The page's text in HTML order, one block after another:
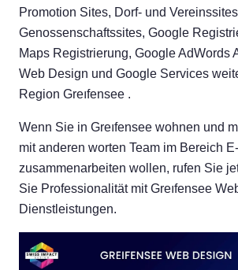
Promotion Sites, Dorf- und
Genossenschaftssites, Google
Maps Registrierung, Google AdWords
Web Design und Google Services
Region Greıfensee .
Wenn Sie in Greıfensee wohnen und
mit anderen worten Team im Bereich
zusammenarbeiten wollen, rufen Sie
Sie Professionalität mit Greıfensee
Dienstleistungen.